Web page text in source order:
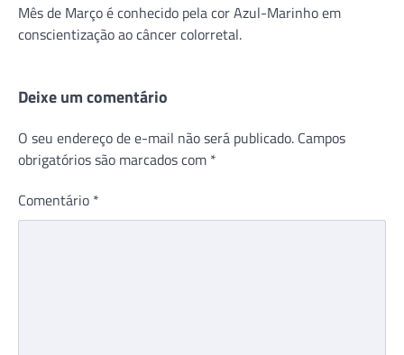
Mês de Março é conhecido pela cor Azul-Marinho em
conscientização ao câncer colorretal.
Deixe um comentário
O seu endereço de e-mail não será publicado. Campos
obrigatórios são marcados com *
Comentário *